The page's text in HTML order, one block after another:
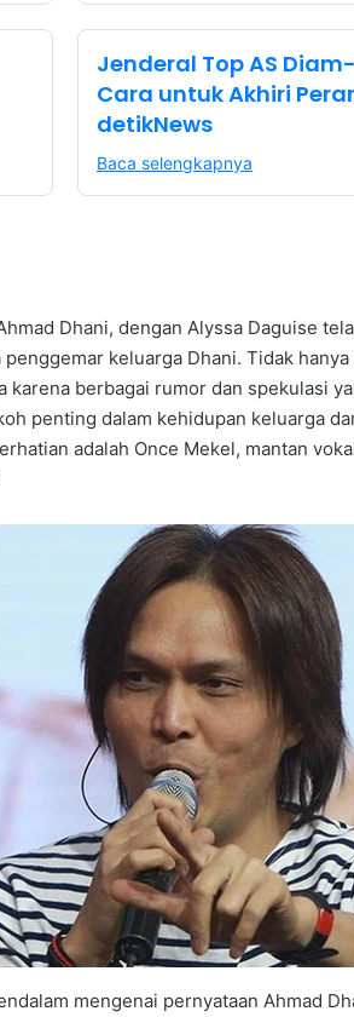
Jenderal Top AS
Cara untuk Akhiri
detikNews
Baca selengkapnya
Dhani, dengan Alyssa Daguise
keluarga Dhani. Tidak
karena berbagai rumor dan spekulasi
penting dalam kehidupan keluarga
adalah Once Mekel, mantan
mengenai pernyataan Ahmad